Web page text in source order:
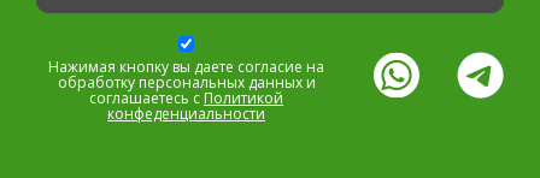
Нажимая кнопку вы даете согласие на
обработку персональных данных и
соглашаетесь с Политикой
конфеденциальности